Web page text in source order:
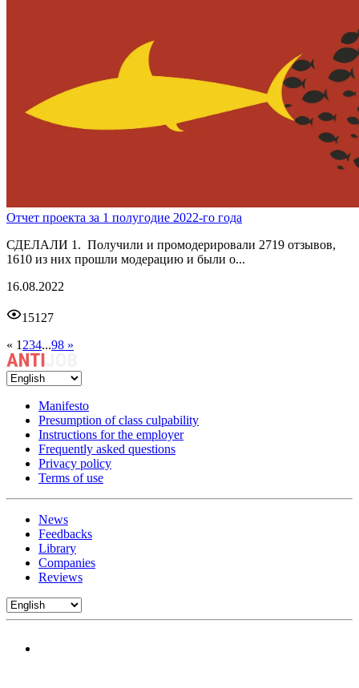
Отчет проекта за 1 полугодие 2022-го года
СДЕЛАЛИ 1. Получили и промодерировали 2719 отзывов,
1610 из них прошли модерацию и были о...
16.08.2022
15127
« 1 234...98 »
Manifesto
Presumption of class culpability
Instructions for the employer
Frequently asked questions
Privacy policy
Terms of use
News
Feedbacks
Library
Companies
Reviews